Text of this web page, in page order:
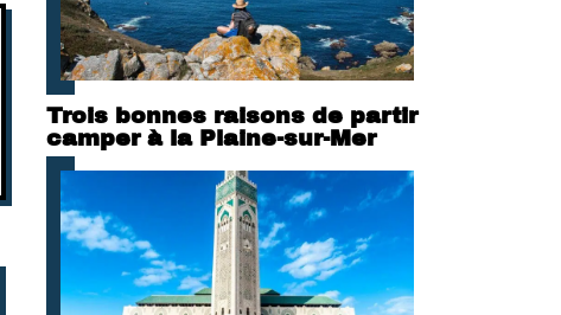
Trois bonnes raisons de partir
camper à la Plaine-sur-Mer